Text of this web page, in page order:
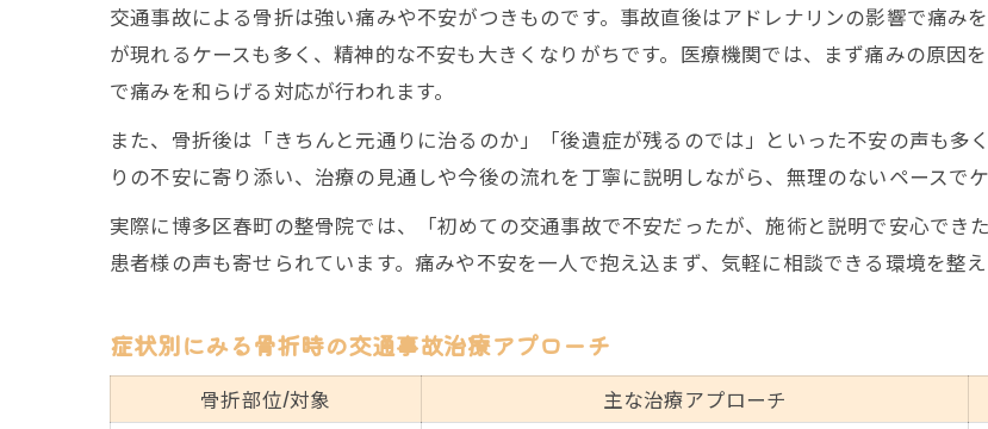
交通事故治療に役立つ骨折リハビリの手
骨折リハビリで交通事故治療を加速させ
交通事故治療のリハビリ注意点と続け方
通院頻度と保険対応で後悔しないための注意
交通事故治療の通院頻度と保険対応比較
慰謝料算定に影響する交通事故治療の通
交通事故による骨折は強い痛みや不安がつきものです。事故直後はアドレナリンの影響で痛み
が現れるケースも多く、精神的な不安も大きくなりがちです。医療機関では、まず痛みの原因
で痛みを和らげる対応が行われます。
また、骨折後は「きちんと元通りに治るのか」「後遺症が残るのでは」といった不安の声も多
りの不安に寄り添い、治療の見通しや今後の流れを丁寧に説明しながら、無理のないペースでケ
実際に博多区春町の整骨院では、「初めての交通事故で不安だったが、施術と説明で安心でき
患者様の声も寄せられています。痛みや不安を一人で抱え込まず、気軽に相談できる環境を整
症状別にみる骨折時の交通事故治療アプローチ
骨折部位/対象 主な治療アプローチご予約はこちら
ご予約はこちら